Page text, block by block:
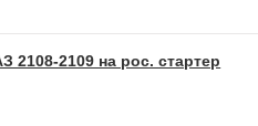
2108-2109 на рос. стартер